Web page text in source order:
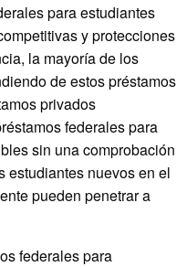
para estudiantes
y protecciones
la mayoría de los
de estos préstamos
privados
federales para
sin una comprobación
estudiantes nuevos en el
pueden penetrar a
federales para